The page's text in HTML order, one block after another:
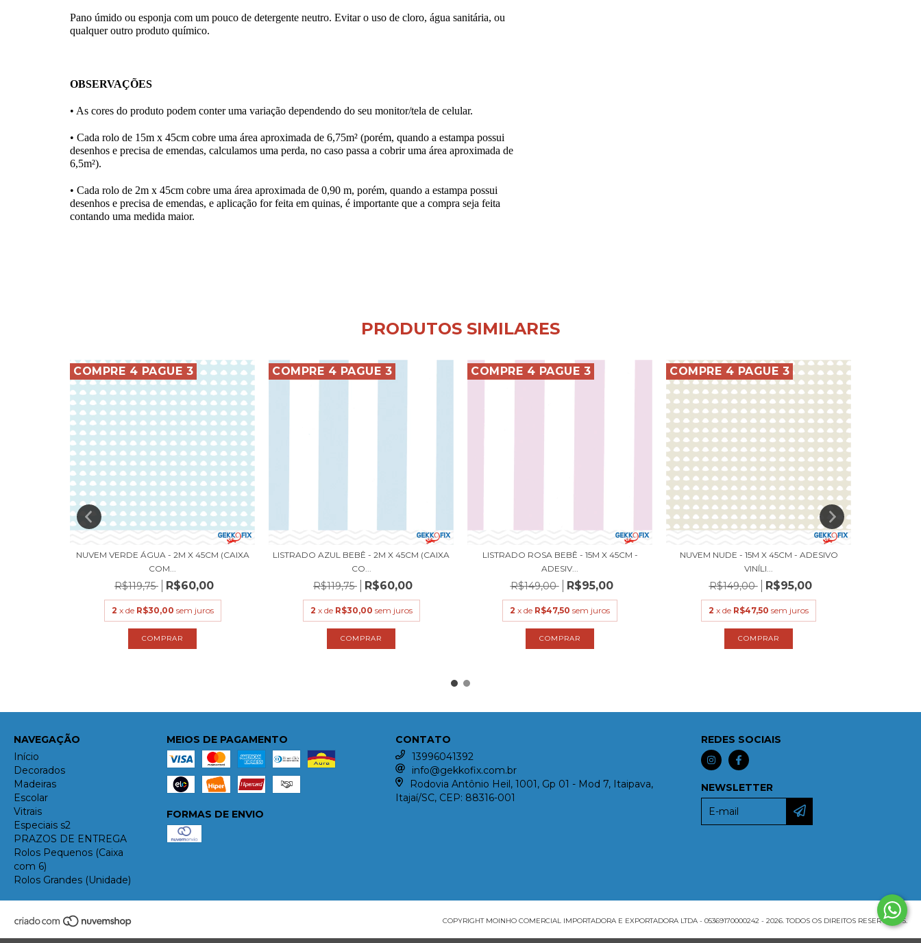
Pano úmido ou esponja com um pouco de detergente neutro. Evitar o uso de cloro, água sanitária, ou
qualquer outro produto químico.
OBSERVAÇÕES
• As cores do produto podem conter uma variação dependendo do seu monitor/tela de celular.
• Cada rolo de 15m x 45cm cobre uma área aproximada de 6,75m² (porém, quando a estampa possui
desenhos e precisa de emendas, calculamos uma perda, no caso passa a cobrir uma área aproximada de
6,5m²).
• Cada rolo de 2m x 45cm cobre uma área aproximada de 0,90 m, porém, quando a estampa possui
desenhos e precisa de emendas, e aplicação for feita em quinas, é importante que a compra seja feita
contando uma medida maior.
PRODUTOS SIMILARES
COMPRE 4 PAGUE 3
NUVEM VERDE ÁGUA - 2M X 45CM (CAIXA
COM...
R$119,75 R$60,00
2 x de R$30,00 sem juros
COMPRE 4 PAGUE 3
LISTRADO AZUL BEBÊ - 2M X 45CM (CAIXA
CO...
R$119,75 R$60,00
2 x de R$30,00 sem juros
COMPRE 4 PAGUE 3
LISTRADO ROSA BEBÊ - 15M X 45CM -
ADESIV...
R$149,00 R$95,00
2 x de R$47,50 sem juros
COMPRE 4 PAGUE 3
NUVEM NUDE - 15M X 45CM - ADESIVO
VINÍLI...
R$149,00 R$95,00
2 x de R$47,50 sem juros
NAVEGAÇÃO
Início
Decorados
Madeiras
Escolar
Vitrais
Especiais s2
PRAZOS DE ENTREGA
Rolos Pequenos (Caixa
com 6)
Rolos Grandes (Unidade)
MEIOS DE PAGAMENTO
FORMAS DE ENVIO
CONTATO
13996041392
info@gekkofix.com.br
Rodovia Antônio Heil, 1001, Gp 01 - Mod 7, Itaipava,
Itajaí/SC, CEP: 88316-001
REDES SOCIAIS
NEWSLETTER
COPYRIGHT MOINHO COMERCIAL IMPORTADORA E EXPORTADORA LTDA - 05369170000242 - 2026. TODOS OS DIREITOS RESERVADOS.